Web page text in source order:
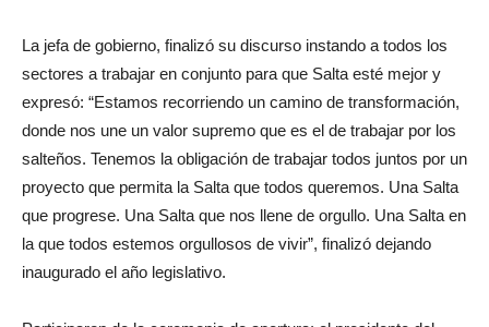
La jefa de gobierno, finalizó su discurso instando a todos los
sectores a trabajar en conjunto para que Salta esté mejor y
expresó: “Estamos recorriendo un camino de transformación,
donde nos une un valor supremo que es el de trabajar por los
salteños. Tenemos la obligación de trabajar todos juntos por un
proyecto que permita la Salta que todos queremos. Una Salta
que progrese. Una Salta que nos llene de orgullo. Una Salta en
la que todos estemos orgullosos de vivir”, finalizó dejando
inaugurado el año legislativo.